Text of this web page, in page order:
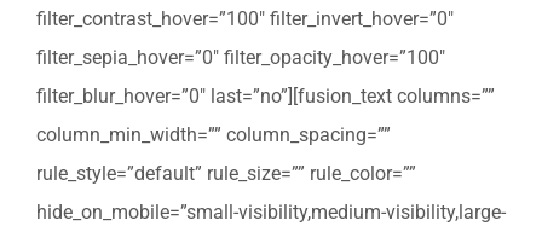
filter_contrast_hover=”100″ filter_invert_hover=”0″
filter_sepia_hover=”0″ filter_opacity_hover=”100″
filter_blur_hover=”0″ last=”no”][fusion_text columns=””
column_min_width=”” column_spacing=””
rule_style=”default” rule_size=”” rule_color=””
hide_on_mobile=”small-visibility,medium-visibility,large-